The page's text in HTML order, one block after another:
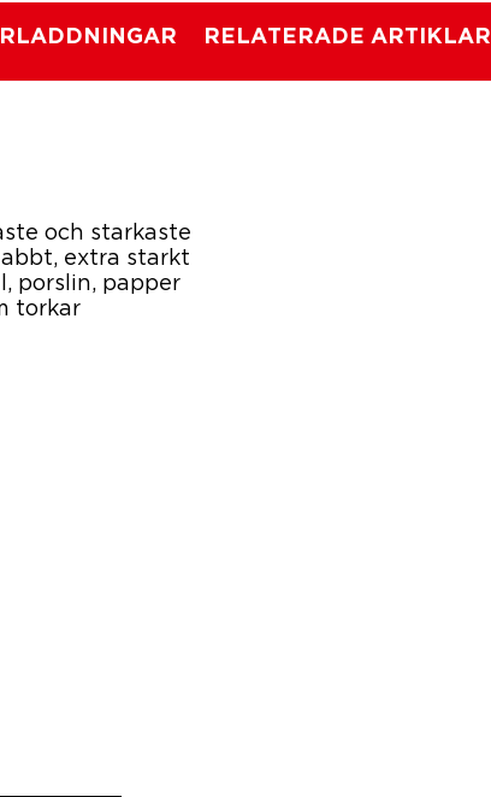
RELATERADE ARTIKLAR
och starkaste
extra starkt
porslin, papper
torkar